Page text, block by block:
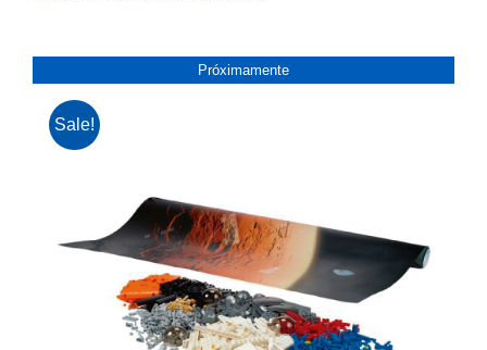
Próximamente
Sale!
PRóXIMAMENTE